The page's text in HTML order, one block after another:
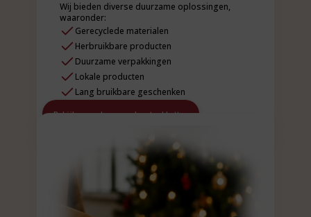
Wij bieden diverse duurzame oplossingen,
waaronder:
Gerecyclede materialen
Herbruikbare producten
Duurzame verpakkingen
Lokale producten
Lang bruikbare geschenken
Bekijk onze duurzame kerstpakketten